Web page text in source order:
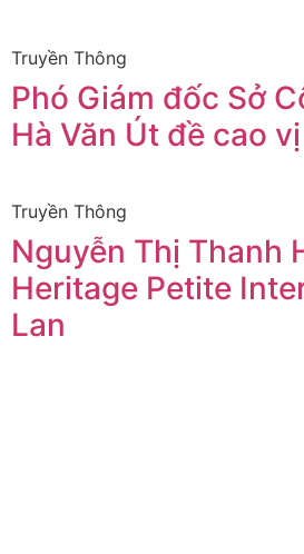
Truyền Thông
Phó Giám đốc Sở
Hà Văn Út đề cao
Truyền Thông
Nguyễn Thị Thanh
Heritage Petite
Lan